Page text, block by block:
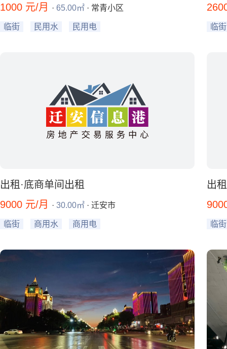
1000 元/月
· 65.00㎡ · 常青小区
临街 民用水 民用电 临街
出租·底商单间出租
9000 元/月
· 30.00㎡ · 迁安市
临街 商用水 商用电
出
临街